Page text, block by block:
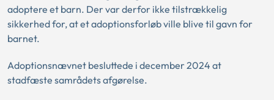
adoptere et barn. Der var derfor ikke tilstrækkelig
sikkerhed for, at et adoptionsforløb ville blive til gavn for
barnet.
Adoptionsnævnet besluttede i december 2024 at
stadfæste samrådets afgørelse.